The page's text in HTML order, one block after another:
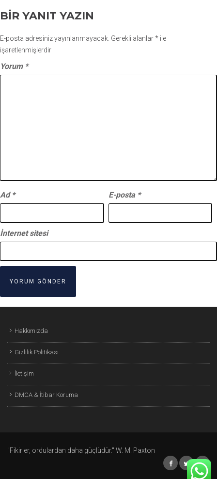
BIR YANIT YAZIN
E-posta adresiniz yayınlanmayacak. Gerekli alanlar* ile
işaretlenmişlerdir
Yorum *
Ad * E-posta *
İnternet sitesi
Hakkımızda
Gizlilik Politikası
İletişim
DMCA & İtibar Koruma
"Fikirler, ordulardan daha güçlüdür." W. M. Paxton